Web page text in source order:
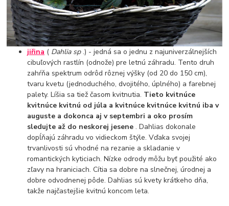
jiřina ( Dahlia sp.) - jedná sa o jednu z najuniverzálnejších
cibuľových rastlín (odnože) pre letnú záhradu. Tento druh
zahŕňa spektrum odrôd rôznej výšky (od 20 do 150 cm),
tvaru kvetu (jednoduchého, dvojitého, úplného) a farebnej
palety. Líšia sa tiež časom kvitnutia. Tieto kvitnúce
kvitnúce kvitnú od júla a kvitnúce kvitnúce kvitnú iba v
auguste a dokonca aj v septembri a oko prosím
sledujte až do neskorej jesene. Dahlias dokonale
dopĺňajú záhradu vo vidieckom štýle. Vďaka svojej
trvanlivosti sú vhodné na rezanie a skladanie v
romantických kyticiach. Nízke odrody môžu byť použité ako
zľavy na hraniciach. Cítia sa dobre na slnečnej, úrodnej a
dobre odvodnenej pôde. Dahlias sú kvety krátkeho dňa,
takže najčastejšie kvitnú koncom leta.